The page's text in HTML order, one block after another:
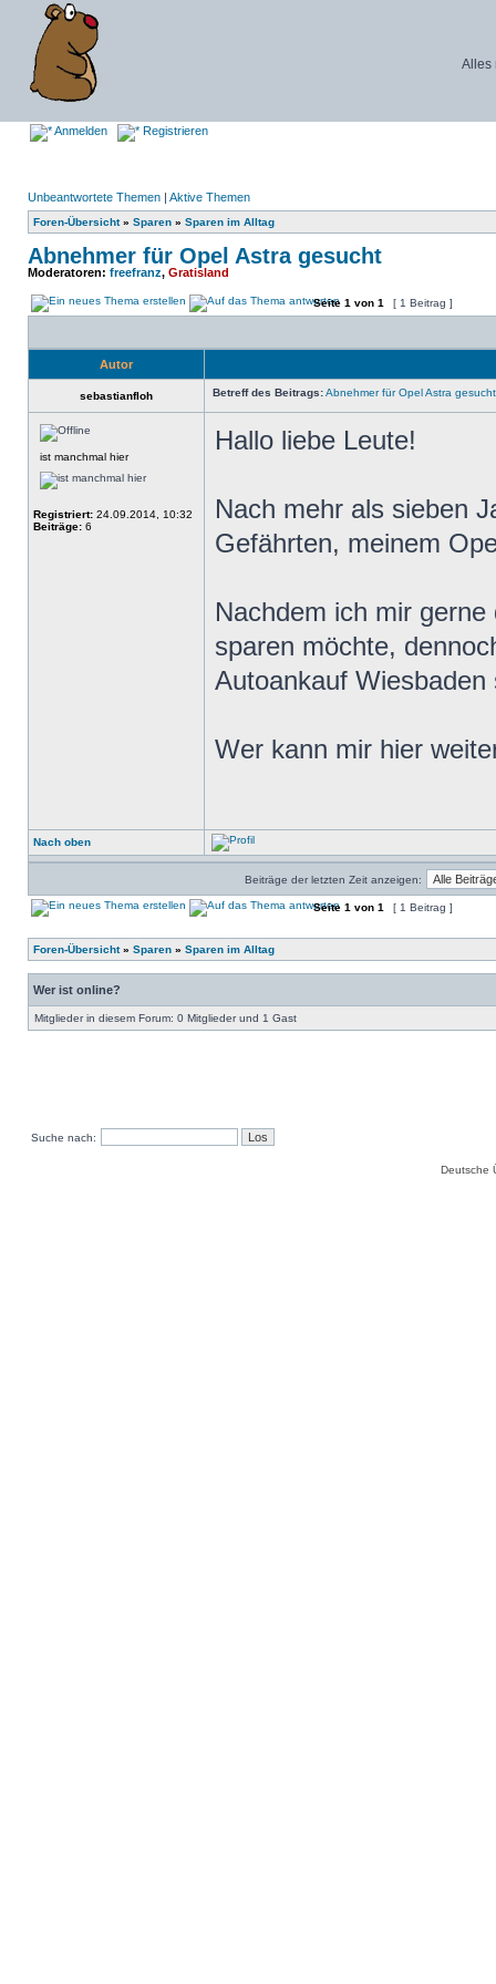
Alles
Anmelden Registrieren
Unbeantwortete Themen | Aktive Themen
Foren-Übersicht» Sparen » Sparen im Alltag
Abnehmer für Opel Astra gesucht
Moderatoren: freefranz, Gratisland
Seite 1 von 1 [ 1 Beitrag ]
Autor
sebastianfloh Betreff des Beitrags:Abnehmer für Opel Astra gesucht
ist manchmal hier
Registriert: 24.09.2014, 10:32
Beiträge: 6
Hallo liebe Leute!
Nach mehr als sieben
Gefährten, meinem
Nachdem ich mir
sparen möchte,
Autoankauf Wiesbaden
Wer kann mir hier
Nach oben
Beiträge der letzten Zeit anzeigen:
Seite 1 von 1 [ 1 Beitrag ]
Foren-Übersicht» Sparen » Sparen im Alltag
Wer ist online?
Mitglieder in diesem Forum: 0 Mitglieder und 1 Gast
Suche nach:
Deutsche